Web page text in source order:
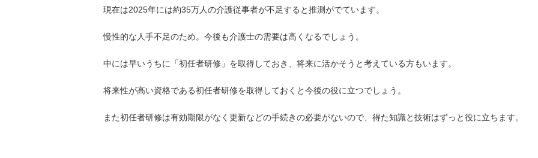
現在は2025年には約35万人の介護従事者が不足すると推測がでています。
慢性的な人手不足のため。今後も介護士の需要は高くなるでしょう。
中には早いうちに「初任者研修」を取得しておき、将来に活かそうと考えている方もいます。
将来性が高い資格である初任者研修を取得しておくと今後の役に立つでしょう。
また初任者研修は有効期限がなく更新などの手続きの必要がないので、得た知識と技術はずっと役に立ちます。